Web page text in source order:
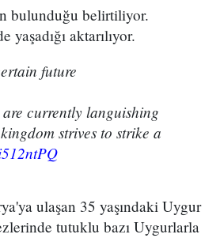
bulunduğu belirtiliyor.
aktarılıyor.
future
currently languishing
strives to strike a
ulaşan 35 yaşındaki Uygur
tutuklu bazı Uygurlarla